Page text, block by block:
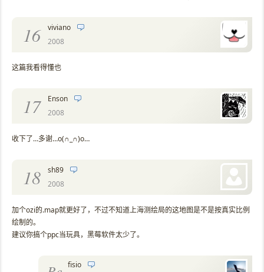
16
viviano
2008
这篇我看得懂也
17
Enson
2008
收下了…多谢…o(∩_∩)o…
18
sh89
2008
加个ozi的.map就更好了，不过不知道上海测绘局的这地图是不是按真实比例
绘制的。
建议你搞个ppc当玩具，黑莓软件太少了。
fisio